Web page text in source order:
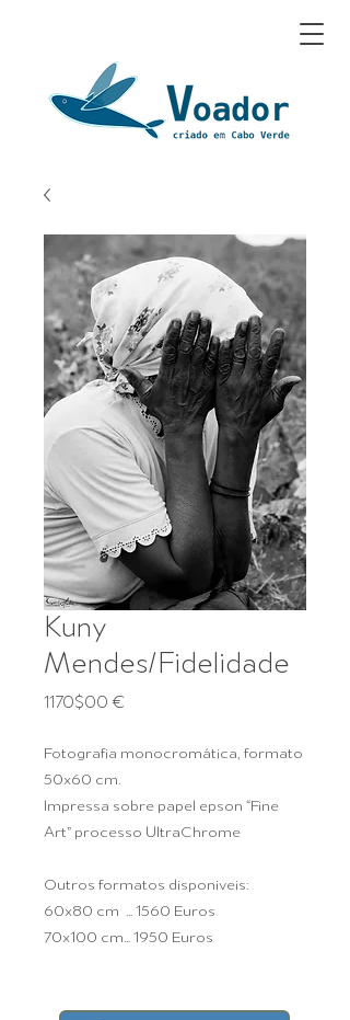
Kuny
Mendes/Fidelidade
1170$00 €
Fotografia monocromática, formato
50x60 cm.
Impressa sobre papel epson “Fine
Art” processo UltraChrome
Outros formatos disponiveis:
60x80 cm ... 1560 Euros
70x100 cm... 1950 Euros